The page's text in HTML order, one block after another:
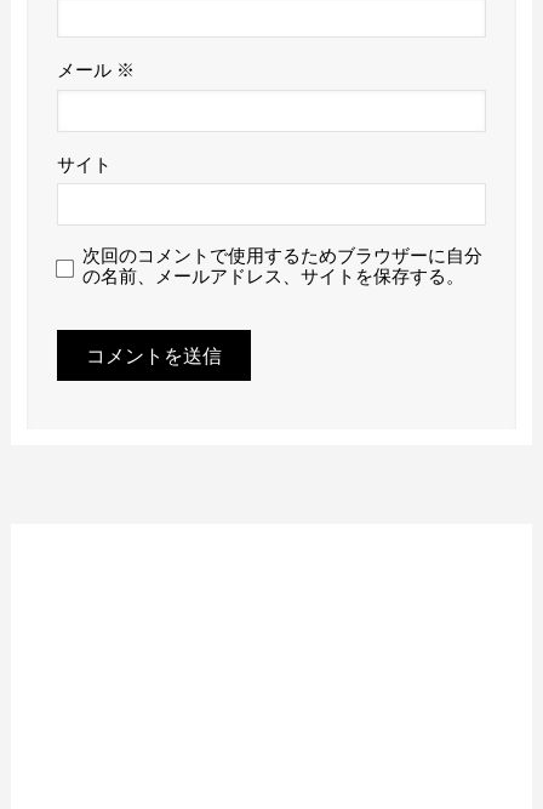
メール ※
サイト
次回のコメントで使用するためブラウザーに自分
の名前、メールアドレス、サイトを保存する。